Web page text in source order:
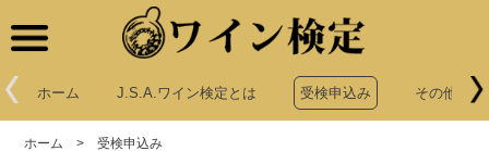
ホーム J.S.A.ワイン検定とは 受検申込み その他申込
ホーム >受検申込み